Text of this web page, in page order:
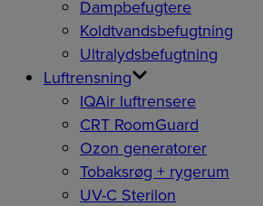
Dampbefugtere
Koldtvandsbefugtning
Ultralydsbefugtning
Luftrensning
IQAir luftrensere
CRT RoomGuard
Ozon generatorer
Tobaksrøg + rygerum
UV-C Sterilon